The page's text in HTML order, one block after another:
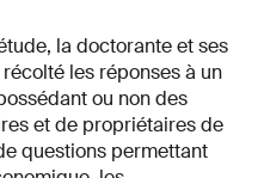
la doctorante et ses
les réponses à un
ou non des
et de propriétaires de
questions permettant